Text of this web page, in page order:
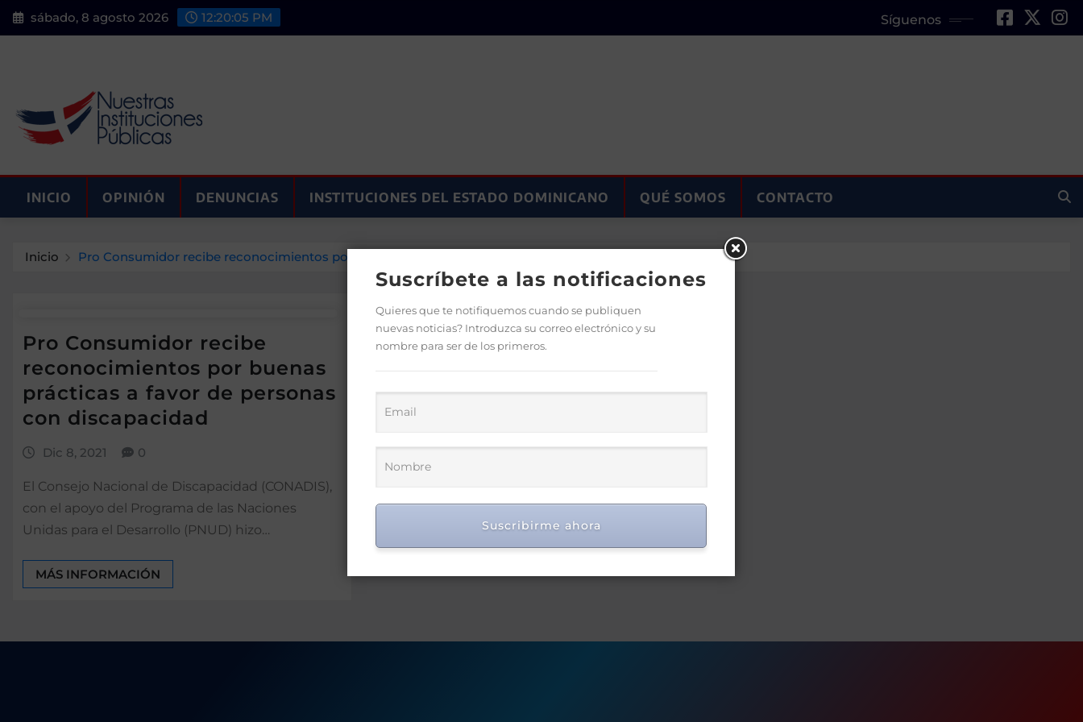
Saltar
al
sábado, 8 agosto 2026 12:20:05 PM Síguenos
INICIO OPINIÓN DENUNCIAS INSTITUCIONES DEL ESTADO DOMINICANO QUÉ SOMOS CONTACTO
Inicio Pro Consumidor recibe reconocimientos por buenas prácticas a favor de personas con discapacidad
Pro Consumidor recibe
reconocimientos por buenas
prácticas a favor de personas
con discapacidad
Dic 8, 2021 0
El Consejo Nacional de Discapacidad (CONADIS),
con el apoyo del Programa de las Naciones
Unidas para el Desarrollo (PNUD) hizo…
MÁS INFORMACIÓN
Suscríbete a las notificaciones
Quieres que te notifiquemos cuando se publiquen
nuevas noticias? Introduzca su correo electrónico y su
nombre para ser de los primeros.
Suscribirme ahora